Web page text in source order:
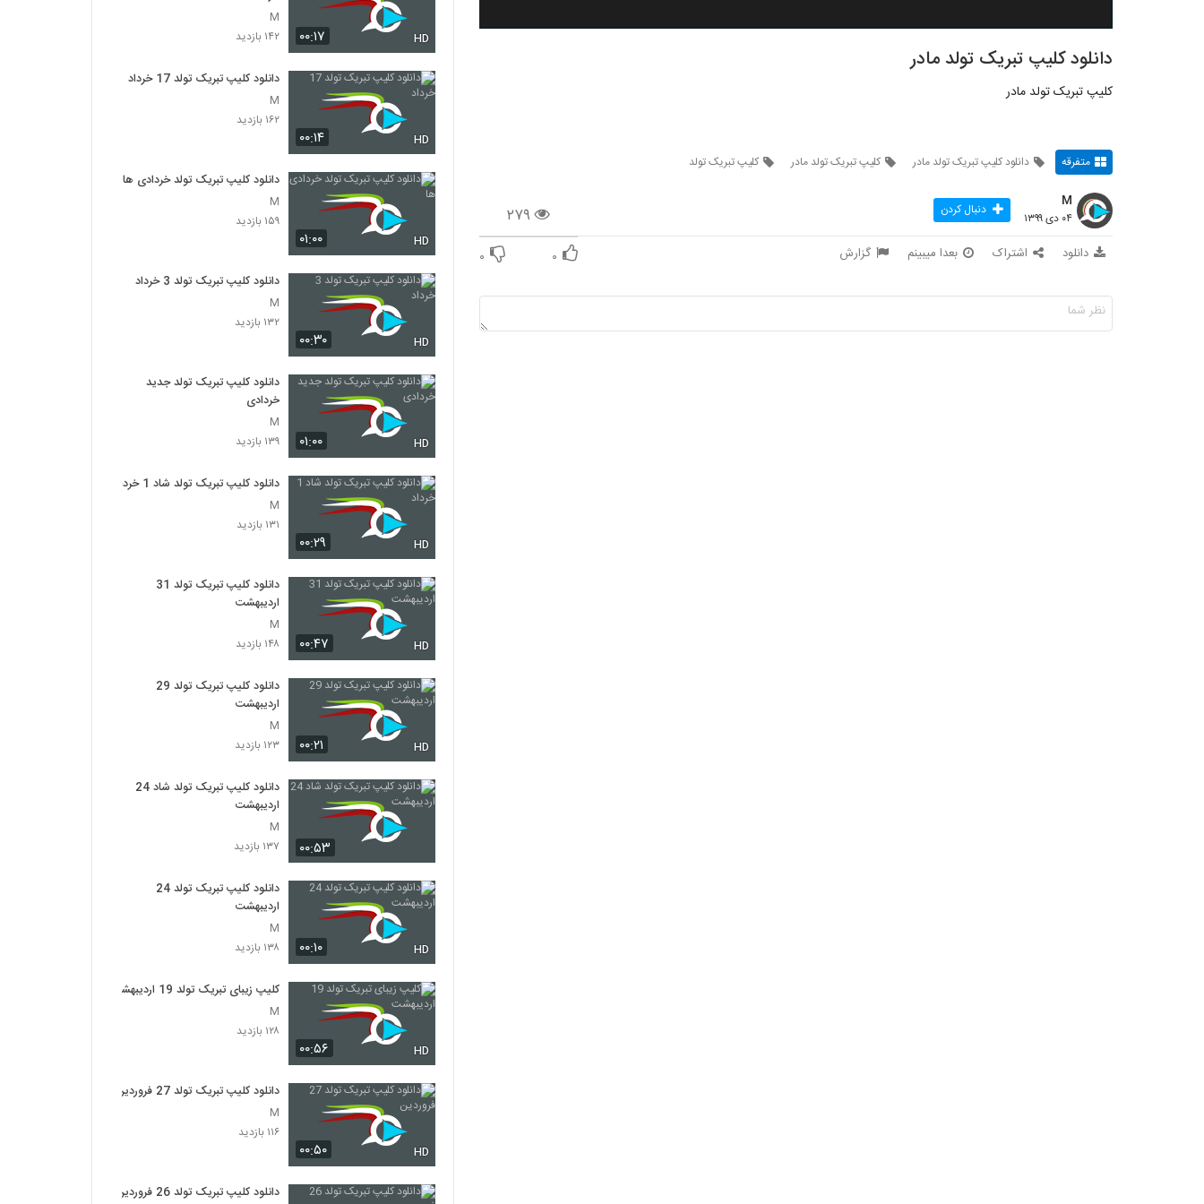
دانلود کلیپ تبریک تولد مادر
کلیپ تبریک تولد مادر
متفرقه دانلود کلیپ تبریک تولد مادر کلیپ تبریک تولد مادر کلیپ تبریک تولد
۲۷۹
M
۰۴ دی ۱۳۹۹ دنبال کردن
دانلود اشتراک بعدا میبینم گزارش ۰ ۰
۰۰:۱۷ HD
M
۱۴۲ بازدید
۰۰:۱۴ HD
دانلود کلیپ تبریک تولد 17 خرداد
M
۱۶۲ بازدید
۰۱:۰۰ HD
دانلود کلیپ تبریک تولد خردادی ها
M
۱۵۹ بازدید
۰۰:۳۰ HD
دانلود کلیپ تبریک تولد 3 خرداد
M
۱۳۲ بازدید
۰۱:۰۰ HD
دانلود کلیپ تبریک تولد جدید
خردادی
M
۱۳۹ بازدید
۰۰:۲۹ HD
دانلود کلیپ تبریک تولد شاد 1 خرداد
M
۱۳۱ بازدید
۰۰:۴۷ HD
دانلود کلیپ تبریک تولد 31
اردیبهشت
M
۱۴۸ بازدید
۰۰:۲۱ HD
دانلود کلیپ تبریک تولد 29
اردیبهشت
M
۱۲۳ بازدید
۰۰:۵۳
دانلود کلیپ تبریک تولد شاد 24
اردیبهشت
M
۱۳۷ بازدید
۰۰:۱۰ HD
دانلود کلیپ تبریک تولد 24
اردیبهشت
M
۱۳۸ بازدید
۰۰:۵۶ HD
کلیپ زیبای تبریک تولد 19 اردیبهشت
M
۱۲۸ بازدید
۰۰:۵۰ HD
دانلود کلیپ تبریک تولد 27 فروردین
M
۱۱۶ بازدید
دانلود کلیپ تبریک تولد 26 فروردین